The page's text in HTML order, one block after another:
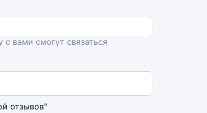
вами смогут связаться
отзывов"